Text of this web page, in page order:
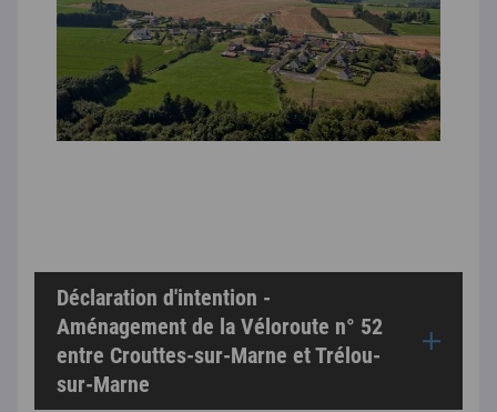
Déclaration d'intention -
Aménagement de la Véloroute n° 52
entre Crouttes-sur-Marne et Trélou-
sur-Marne